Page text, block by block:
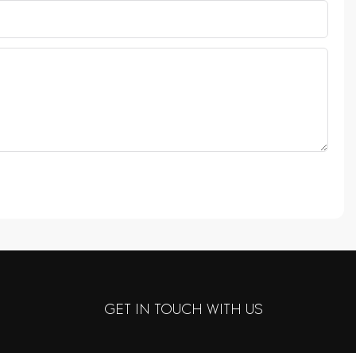
GET IN TOUCH WITH US